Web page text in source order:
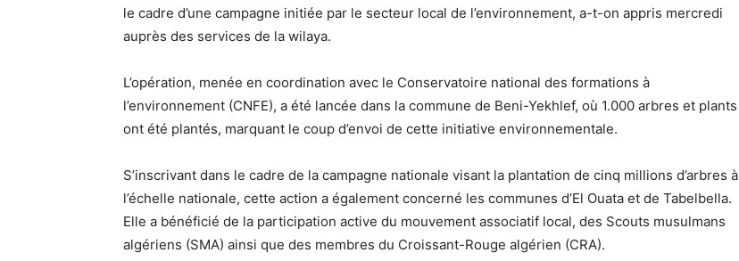
le cadre d’une campagne initiée par le secteur local de l’environnement, a-t-on appris mercredi
auprès des services de la wilaya.
L’opération, menée en coordination avec le Conservatoire national des formations à
l’environnement (CNFE), a été lancée dans la commune de Beni-Yekhlef, où 1.000 arbres et plants
ont été plantés, marquant le coup d’envoi de cette initiative environnementale.
S’inscrivant dans le cadre de la campagne nationale visant la plantation de cinq millions d’arbres à
l’échelle nationale, cette action a également concerné les communes d’El Ouata et de Tabelbella.
Elle a bénéficié de la participation active du mouvement associatif local, des Scouts musulmans
algériens (SMA) ainsi que des membres du Croissant-Rouge algérien (CRA).